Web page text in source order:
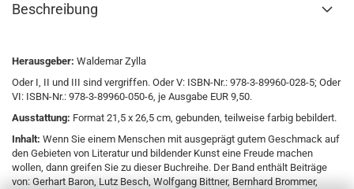
Beschreibung
Herausgeber: Waldemar Zylla
Oder I, II und III sind vergriffen. Oder V: ISBN-Nr.: 978-3-89960-028-5; Oder
VI: ISBN-Nr.: 978-3-89960-050-6, je Ausgabe EUR 9,50.
Ausstattung: Format 21,5 x 26,5 cm, gebunden, teilweise farbig bebildert.
Inhalt: Wenn Sie einem Menschen mit ausgeprägt gutem Geschmack auf
den Gebieten von Literatur und bildender Kunst eine Freude machen
wollen, dann greifen Sie zu dieser Buchreihe. Der Band enthält Beiträge
von: Gerhart Baron, Lutz Besch, Wolfgang Bittner, Bernhard Brommer,